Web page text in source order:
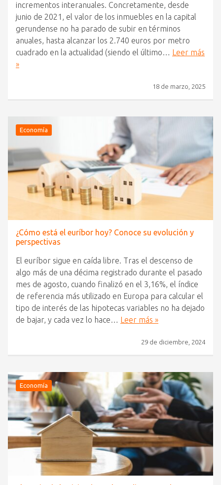
incrementos interanuales. Concretamente, desde
junio de 2021, el valor de los inmuebles en la capital
gerundense no ha parado de subir en términos
anuales, hasta alcanzar los 2.740 euros por metro
cuadrado en la actualidad (siendo el último… Leer más
»
18 de marzo, 2025
Economía
¿Cómo está el euríbor hoy? Conoce su evolución y
perspectivas
El euríbor sigue en caída libre. Tras el descenso de
algo más de una décima registrado durante el pasado
mes de agosto, cuando finalizó en el 3,16%, el índice
de referencia más utilizado en Europa para calcular el
tipo de interés de las hipotecas variables no ha dejado
de bajar, y cada vez lo hace… Leer más »
29 de diciembre, 2024
Economía